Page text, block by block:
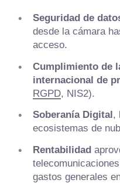
Seguridad de
desde la cámara
acceso.
Cumplimiento de
internacional de
RGPD, NIS2).
Soberanía Digital,
ecosistemas de
Rentabilidad
gastos generales